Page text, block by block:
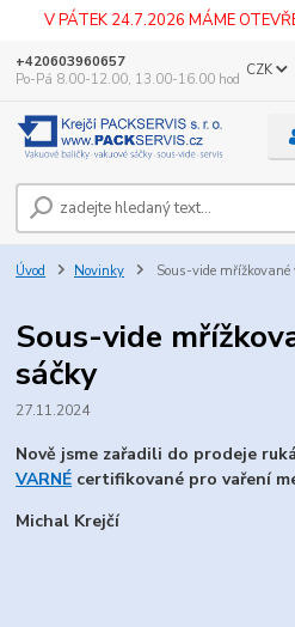
V PÁTEK 24.7.2026 MÁME
CZK
+420603960657
Po-Pá 8.00-12.00, 13.00-16.00 hod
Úvod Novinky Sous-vide
Sous-vide
sáčky
27.11.2024
Nově jsme zařadili do prodeje
VARNÉ certifikované pro vaření
Michal Krejčí